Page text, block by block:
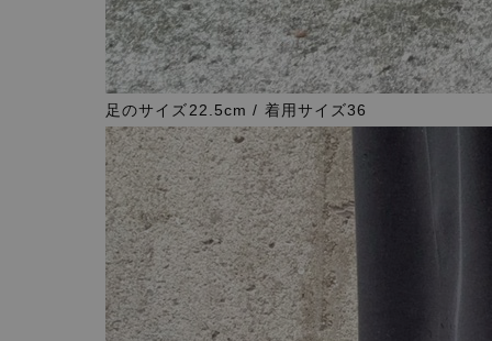
足のサイズ22.5cm / 着用サイズ36